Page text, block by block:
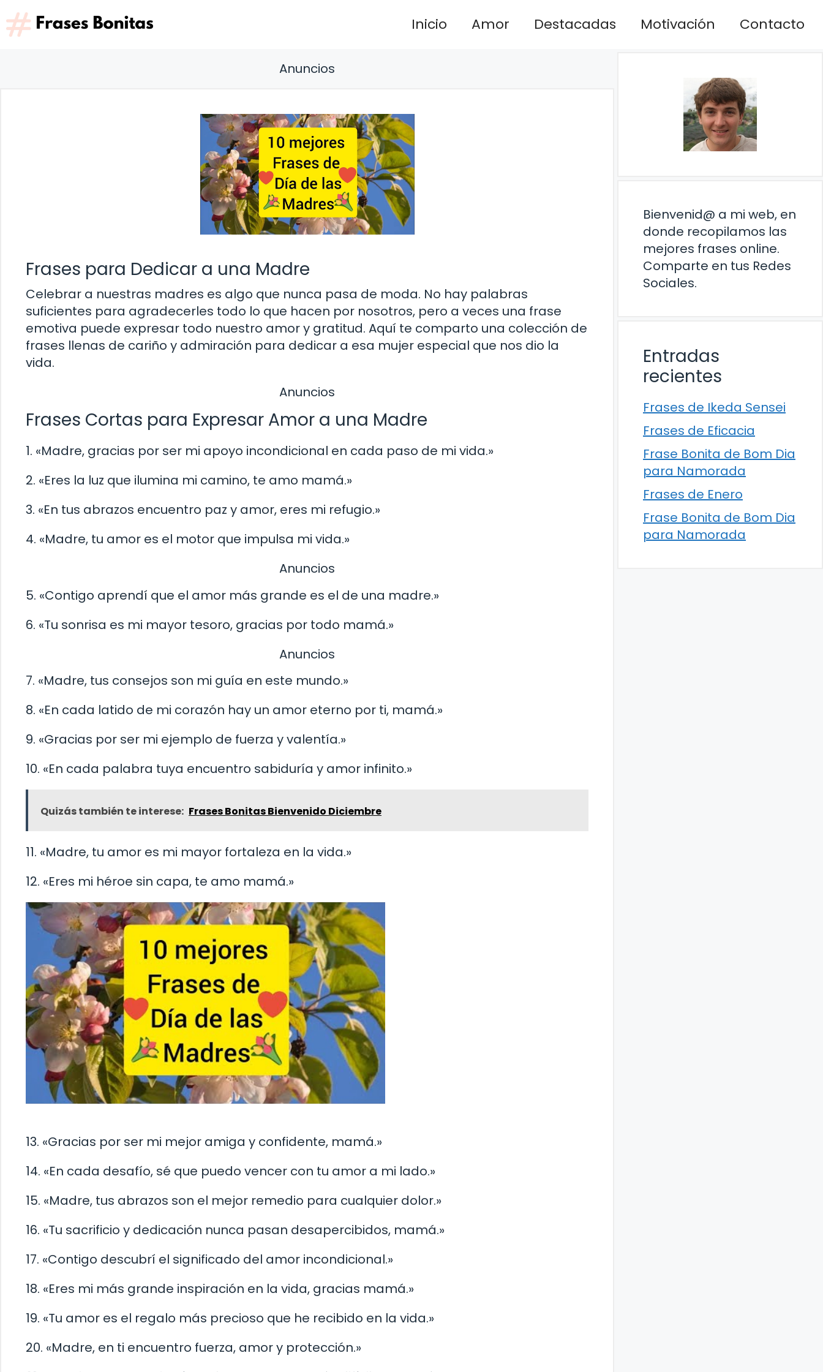
Saltar
al
contenido
Inicio Amor Destacadas Motivación Contacto
Anuncios
Frases para Dedicar a una Madre
Celebrar a nuestras madres es algo que nunca pasa de moda. No hay palabras
suficientes para agradecerles todo lo que hacen por nosotros, pero a veces una frase
emotiva puede expresar todo nuestro amor y gratitud. Aquí te comparto una colección de
frases llenas de cariño y admiración para dedicar a esa mujer especial que nos dio la
vida.
Anuncios
Frases Cortas para Expresar Amor a una Madre
1. «Madre, gracias por ser mi apoyo incondicional en cada paso de mi vida.»
2. «Eres la luz que ilumina mi camino, te amo mamá.»
3. «En tus abrazos encuentro paz y amor, eres mi refugio.»
4. «Madre, tu amor es el motor que impulsa mi vida.»
Anuncios
5. «Contigo aprendí que el amor más grande es el de una madre.»
6. «Tu sonrisa es mi mayor tesoro, gracias por todo mamá.»
Anuncios
7. «Madre, tus consejos son mi guía en este mundo.»
8. «En cada latido de mi corazón hay un amor eterno por ti, mamá.»
9. «Gracias por ser mi ejemplo de fuerza y valentía.»
10. «En cada palabra tuya encuentro sabiduría y amor infinito.»
Quizás también te interese: Frases Bonitas Bienvenido Diciembre
11. «Madre, tu amor es mi mayor fortaleza en la vida.»
12. «Eres mi héroe sin capa, te amo mamá.»
13. «Gracias por ser mi mejor amiga y confidente, mamá.»
14. «En cada desafío, sé que puedo vencer con tu amor a mi lado.»
15. «Madre, tus abrazos son el mejor remedio para cualquier dolor.»
16. «Tu sacrificio y dedicación nunca pasan desapercibidos, mamá.»
17. «Contigo descubrí el significado del amor incondicional.»
18. «Eres mi más grande inspiración en la vida, gracias mamá.»
19. «Tu amor es el regalo más precioso que he recibido en la vida.»
20. «Madre, en ti encuentro fuerza, amor y protección.»
Bienvenid@ a mi web, en
donde recopilamos las
mejores frases online.
Comparte en tus Redes
Sociales.
Entradas
recientes
Frases de Ikeda Sensei
Frases de Eficacia
Frase Bonita de Bom Dia
para Namorada
Frases de Enero
Frase Bonita de Bom Dia
para Namorada